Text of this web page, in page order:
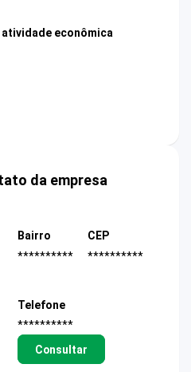
econômica
da empresa
Bairro
**********
CEP
**********
Telefone
**********
Consultar